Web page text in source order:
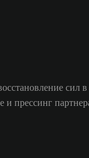
сил
и прессинг